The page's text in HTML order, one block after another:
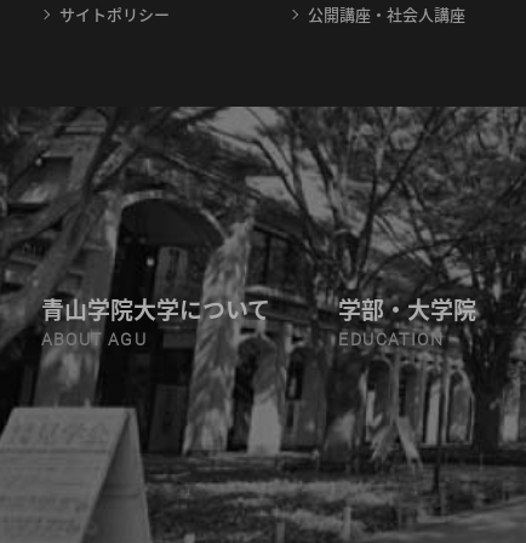
サイトポリシー 公開講座・社会人講座
青山学院大学について
ABOUT AGU
学部・大学院
EDUCATION